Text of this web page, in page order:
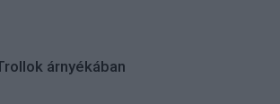
árnyékában